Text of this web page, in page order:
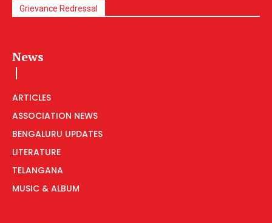
Grievance Redressal
News
ARTICLES
ASSOCIATION NEWS
BENGALURU UPDATES
LITERATURE
TELANGANA
MUSIC & ALBUM